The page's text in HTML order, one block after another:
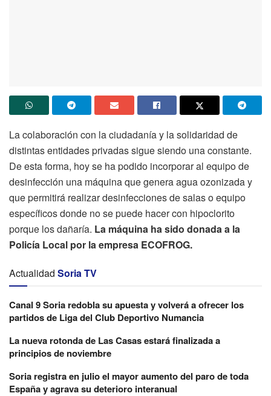
La colaboración con la ciudadanía y la solidaridad de
distintas entidades privadas sigue siendo una constante.
De esta forma, hoy se ha podido incorporar al equipo de
desinfección una máquina que genera agua ozonizada y
que permitirá realizar desinfecciones de salas o equipo
específicos donde no se puede hacer con hipoclorito
porque los dañaría. La máquina ha sido donada a la
Policía Local por la empresa ECOFROG.
Actualidad Soria TV
Canal 9 Soria redobla su apuesta y volverá a ofrecer los
partidos de Liga del Club Deportivo Numancia
La nueva rotonda de Las Casas estará finalizada a
principios de noviembre
Soria registra en julio el mayor aumento del paro de toda
España y agrava su deterioro interanual